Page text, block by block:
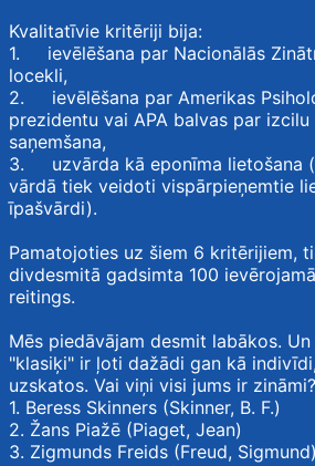
Kvalitatīvie kritēriji bija:
1. ievēlēšana par Nacionālās
locekli,
2. ievēlēšana par Amerikas
prezidentu vai APA balvas par
saņemšana,
3. uzvārda kā eponīma lietošana
vārdā tiek veidoti vispārpieņemtie
īpašvārdi).
Pamatojoties uz šiem 6 kritērijiem,
divdesmitā gadsimta 100
reitings.
Mēs piedāvājam desmit labākos.
"klasiķi" ir ļoti dažādi gan kā
uzskatos. Vai viņi visi jums ir zināmi?
1. Beress Skinners (Skinner, B. F.)
2. Žans Piažē (Piaget, Jean)
3. Zigmunds Freids (Freud, Sigmund)